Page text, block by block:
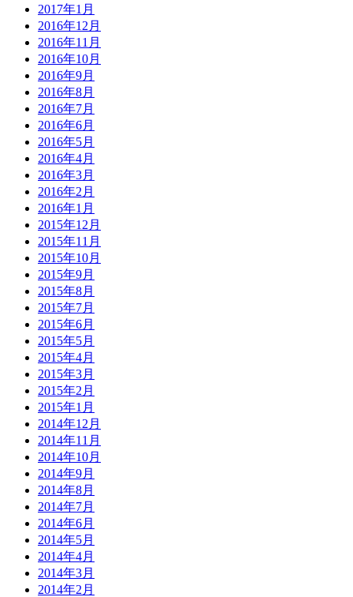
2017年1月
2016年12月
2016年11月
2016年10月
2016年9月
2016年8月
2016年7月
2016年6月
2016年5月
2016年4月
2016年3月
2016年2月
2016年1月
2015年12月
2015年11月
2015年10月
2015年9月
2015年8月
2015年7月
2015年6月
2015年5月
2015年4月
2015年3月
2015年2月
2015年1月
2014年12月
2014年11月
2014年10月
2014年9月
2014年8月
2014年7月
2014年6月
2014年5月
2014年4月
2014年3月
2014年2月